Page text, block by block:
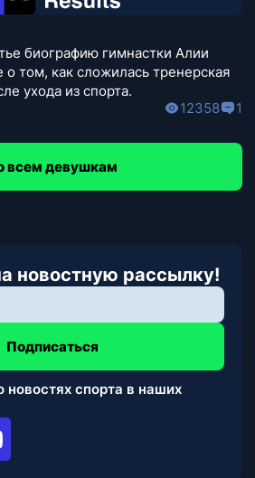
биографию гимнастки Алии
том, как сложилась тренерская
ухода из спорта.
12358 1
всем девушкам
новостную рассылку!
Подписаться
новостях спорта в наших